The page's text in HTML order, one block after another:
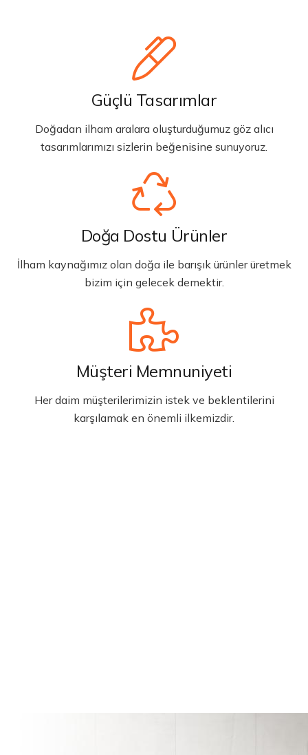
Güçlü Tasarımlar
Doğadan ilham aralara oluşturduğumuz göz alıcı
tasarımlarımızı sizlerin beğenisine sunuyoruz.
Doğa Dostu Ürünler
İlham kaynağımız olan doğa ile barışık ürünler üretmek
bizim için gelecek demektir.
Müşteri Memnuniyeti
Her daim müşterilerimizin istek ve beklentilerini
karşılamak en önemli ilkemizdir.